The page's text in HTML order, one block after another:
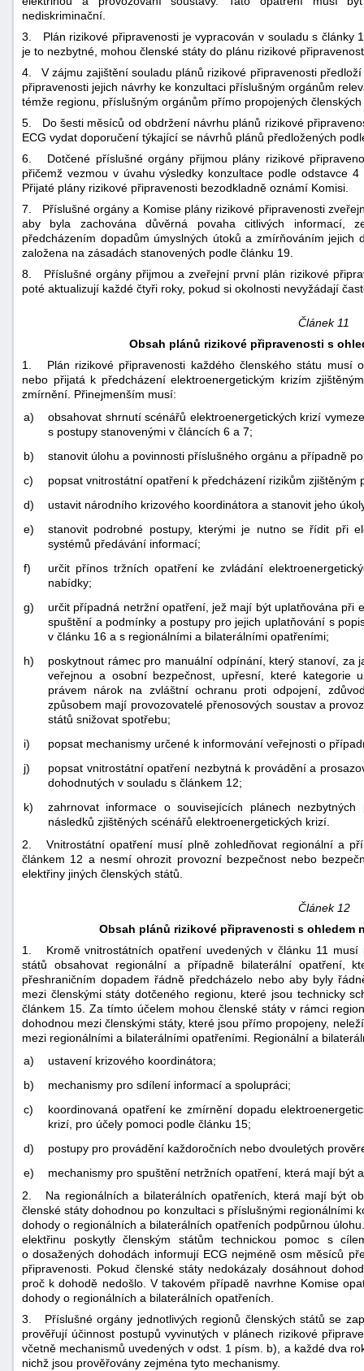
nediskriminační.
3. Plán rizikové připravenosti je vypracován v souladu s články
je to nezbytné, mohou členské státy do plánu rizikové
4. V zájmu zajištění souladu plánů rizikové připravenosti
připravenosti jejich návrhy ke konzultaci příslušným orgánům
témže regionu, příslušným orgánům přímo propojených
5. Do šesti měsíců od obdržení návrhu plánů rizikové
ECG vydat doporučení týkající se návrhů plánů předložených
6. Dotčené příslušné orgány přijmou plány rizikové
přičemž vezmou v úvahu výsledky konzultace podle odstavce
Přijaté plány rizikové připravenosti bezodkladně oznámí Komisi.
7. Příslušné orgány a Komise plány rizikové připravenosti
aby byla zachována důvěrná povaha citlivých informací,
předcházením dopadům úmyslných útoků a zmírňováním jejich
založena na zásadách stanovených podle článku 19.
8. Příslušné orgány přijmou a zveřejní první plán rizikové
poté aktualizují každé čtyři roky, pokud si okolnosti nevyžádají
Článek 11
Obsah plánů rizikové připravenosti s
1. Plán rizikové připravenosti každého členského státu musí
nebo přijatá k předcházení elektroenergetickým krizím
zmírnění. Přinejmenším musí:
a)
obsahovat shrnutí scénářů elektroenergetických krizí
s postupy stanovenými v článcích 6 a 7;
b)
stanovit úlohu a povinnosti příslušného orgánu a případně
c)
popsat vnitrostátní opatření k předcházení rizikům
d)
ustavit národního krizového koordinátora a stanovit jeho
e)
stanovit podrobné postupy, kterými je nutno se řídit při
systémů předávání informací;
f)
určit přínos tržních opatření ke zvládání
nabídky;
g)
určit případná netržní opatření, jež mají být uplatňována při
spuštění a podmínky a postupy pro jejich uplatňování s
v článku 16 a s regionálními a bilaterálními opatřeními;
h)
poskytnout rámec pro manuální odpínání, který stanoví,
veřejnou a osobní bezpečnost, upřesní, které kategorie
právem nárok na zvláštní ochranu proti odpojení,
způsobem mají provozovatelé přenosových soustav a
států snižovat spotřebu;
i)
popsat mechanismy určené k informování veřejnosti o
j)
popsat vnitrostátní opatření nezbytná k provádění a
dohodnutých v souladu s článkem 12;
k)
zahrnovat informace o souvisejících plánech
následků zjištěných scénářů elektroenergetických krizí.
2. Vnitrostátní opatření musí plně zohledňovat regionální a
článkem 12 a nesmí ohrozit provozní bezpečnost nebo
elektřiny jiných členských států.
Článek 12
Obsah plánů rizikové připravenosti s ohledem
1. Kromě vnitrostátních opatření uvedených v článku 11 musí
států obsahovat regionální a případně bilaterální opatření,
přeshraničním dopadem řádně předcházelo nebo aby byly
mezi členskými státy dotčeného regionu, které jsou technicky
článkem 15. Za tímto účelem mohou členské státy v rámci
dohodnou mezi členskými státy, které jsou přímo propojeny,
mezi regionálními a bilaterálními opatřeními. Regionální a
a)
ustavení krizového koordinátora;
b)
mechanismy pro sdílení informací a spolupráci;
c)
koordinovaná opatření ke zmírnění dopadu
krizí, pro účely pomoci podle článku 15;
d)
postupy pro provádění každoročních nebo dvouletých
e)
mechanismy pro spuštění netržních opatření, která mají být
2. Na regionálních a bilaterálních opatřeních, která mají být
členské státy dohodnou po konzultaci s příslušnými regionálními
dohody o regionálních a bilaterálních opatřeních podpůrnou
elektřinu poskytly členským státům technickou pomoc s
o dosažených dohodách informují ECG nejméně osm měsíců
připravenosti. Pokud členské státy nedokázaly dosáhnout
proč k dohodě nedošlo. V takovém případě navrhne Komise
dohody o regionálních a bilaterálních opatřeních.
3. Příslušné orgány jednotlivých regionů členských států se
prověřují účinnost postupů vyvinutých v plánech rizikové
včetně mechanismů uvedených v odst. 1 písm. b), a každé dva
nichž jsou prověřovány zejména tyto mechanismy.